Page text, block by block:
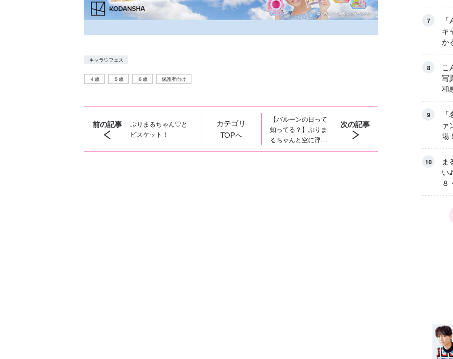
キャラ♡フェス
４歳 ５歳 ６歳 保護者向け
前の記事
ぷりまるちゃん♡と
ビスケット！
カテゴリ
TOPへ
【バルーンの日って
知ってる？】ぷりま
るちゃんと空に浮か
ぶキラキラ風船！８
次の記事
7
キ
か
と
8
こ
写
和
9
ァ
場
ュ
イ
ー
10
ま
い
８
は